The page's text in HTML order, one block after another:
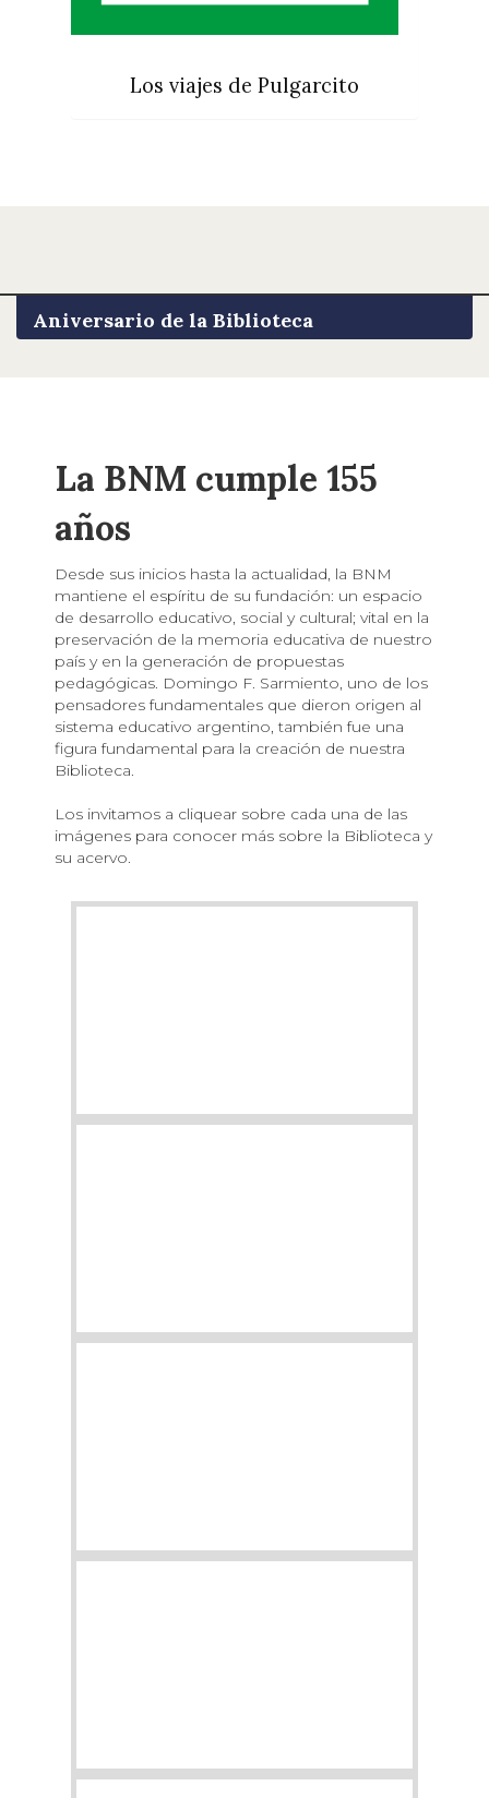
Los viajes de Pulgarcito
Aniversario de la Biblioteca
La BNM cumple 155
años
Desde sus inicios hasta la actualidad, la BNM
mantiene el espíritu de su fundación: un espacio
de desarrollo educativo, social y cultural; vital en la
preservación de la memoria educativa de nuestro
país y en la generación de propuestas
pedagógicas. Domingo F. Sarmiento, uno de los
pensadores fundamentales que dieron origen al
sistema educativo argentino, también fue una
figura fundamental para la creación de nuestra
Biblioteca.
Los invitamos a cliquear sobre cada una de las
imágenes para conocer más sobre la Biblioteca y
su acervo.